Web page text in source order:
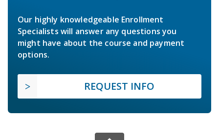
Our highly knowledgeable Enrollment
Specialists will answer any questions you
might have about the course and payment
options.
REQUEST INFO